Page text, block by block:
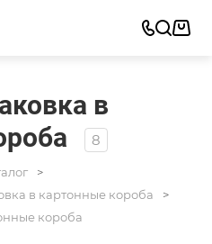
в
8
в картонные короба
короба